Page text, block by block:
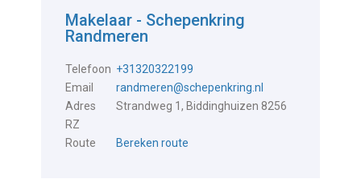
Makelaar - Schepenkring
Randmeren
Telefoon +31320322199
Email
randmeren@schepenkring.nl
Adres
Strandweg 1, Biddinghuizen 8256
RZ
Route
Bereken route